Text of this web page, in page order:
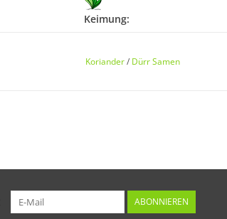
Keimung:
Standort:
Sonnig bis halbschattig.
Koriander/ Dürr Samen
ABONNIEREN